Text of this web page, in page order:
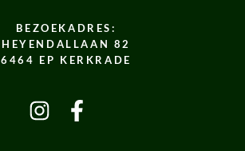
BEZOEKADRES:
HEYENDALLAAN 82
6464 EP KERKRADE